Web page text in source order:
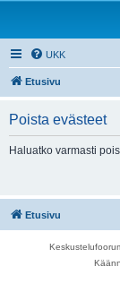
UKK
Etusivu
Poista evästeet
Haluatko varmasti
Etusivu